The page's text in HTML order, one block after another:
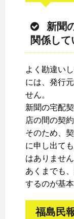
新聞
関係し
よく勘違い
には、発行
せん。
新聞の宅配
店の間の契約
そのため、
に申し出て
はありません
あくまでも
するのが基
福島民